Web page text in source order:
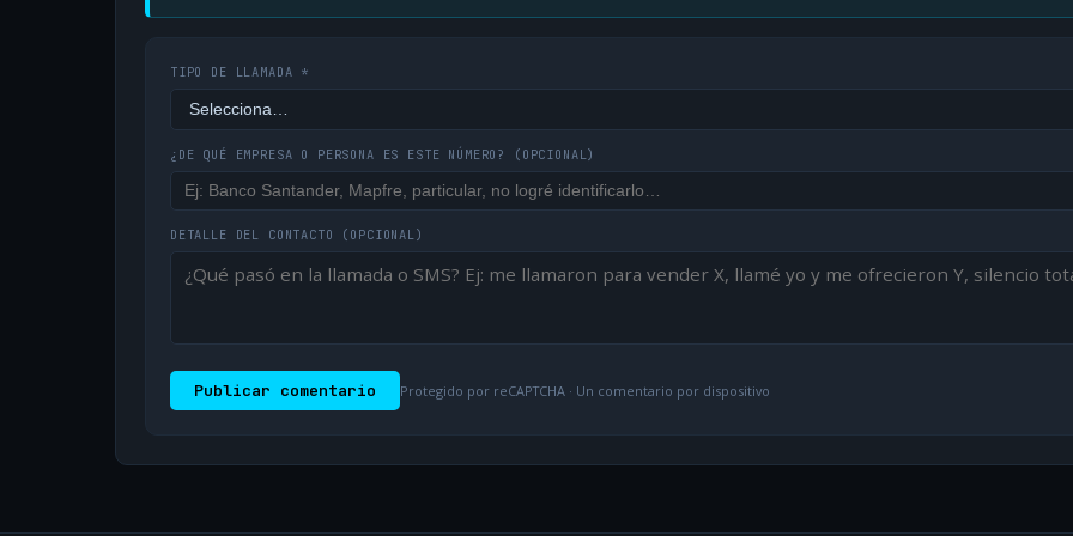
TIPO DE LLAMADA *
¿DE QUÉ EMPRESA O PERSONA ES ESTE NÚMERO? (OPCIONAL)
DETALLE DEL CONTACTO (OPCIONAL)
Publicar comentario Protegido por reCAPTCHA · Un comentario por dispositivo